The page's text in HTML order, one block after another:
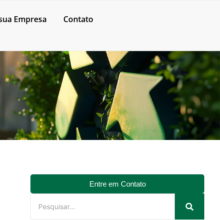
Empresa Contato
Entre em Contato